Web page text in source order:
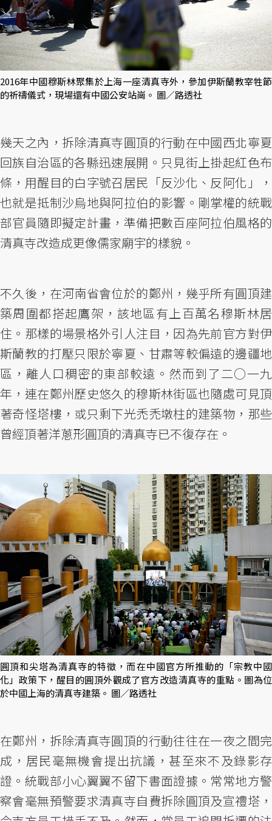
2016年中國穆斯林聚集於上海一座清真寺外，參加伊斯蘭教宰牲節
的祈禱儀式，現場還有中國公安站崗。 圖／路透社
幾天之內，拆除清真寺圓頂的行動在中國西北寧夏
回族自治區的各縣迅速展開。只見街上掛起紅色布
條，用醒目的白字號召居民「反沙化、反阿化」，
也就是抵制沙烏地與阿拉伯的影響。剛掌權的統戰
部官員隨即擬定計畫，準備把數百座阿拉伯風格的
清真寺改造成更像儒家廟宇的樣貌。
不久後，在河南省會位於的鄭州，幾乎所有圓頂建
築周圍都搭起鷹架，該地區有上百萬名穆斯林居
住。那樣的場景格外引人注目，因為先前官方對伊
斯蘭教的打壓只限於寧夏、甘肅等較偏遠的邊疆地
區，離人口稠密的東部較遠。然而到了二○一九
年，連在鄭州歷史悠久的穆斯林街區也隨處可見頂
著奇怪塔樓，或只剩下光禿禿墩柱的建築物，那些
曾經頂著洋蔥形圓頂的清真寺已不復存在。
圓頂和尖塔為清真寺的特徵，而在中國官方所推動的「宗教中國
化」政策下，醒目的圓頂外觀成了官方改造清真寺的重點。圖為位
於中國上海的清真寺建築。 圖／路透社
在鄭州，拆除清真寺圓頂的行動往往在一夜之間完
成，居民毫無機會提出抗議，甚至來不及錄影存
證。統戰部小心翼翼不留下書面證據。常常地方警
察會毫無預警要求清真寺自費拆除圓頂及宣禮塔，